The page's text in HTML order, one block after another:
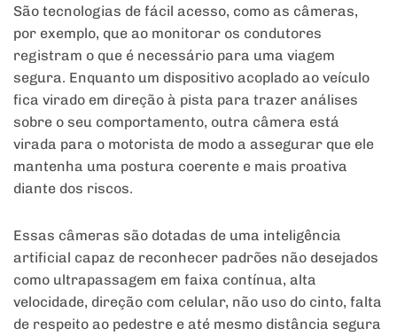
São tecnologias de fácil acesso, como as câmeras,
por exemplo, que ao monitorar os condutores
registram o que é necessário para uma viagem
segura. Enquanto um dispositivo acoplado ao veículo
fica virado em direção à pista para trazer análises
sobre o seu comportamento, outra câmera está
virada para o motorista de modo a assegurar que ele
mantenha uma postura coerente e mais proativa
diante dos riscos.
Essas câmeras são dotadas de uma inteligência
artificial capaz de reconhecer padrões não desejados
como ultrapassagem em faixa contínua, alta
velocidade, direção com celular, não uso do cinto, falta
de respeito ao pedestre e até mesmo distância segura